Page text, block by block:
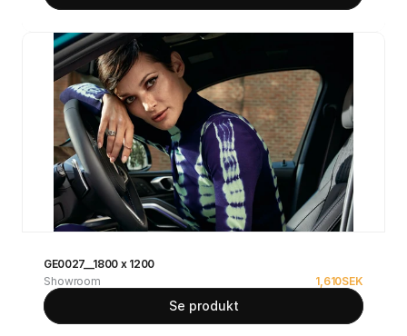
GE0027__1800 x 1200
Showroom
1,610SEK
Se produkt